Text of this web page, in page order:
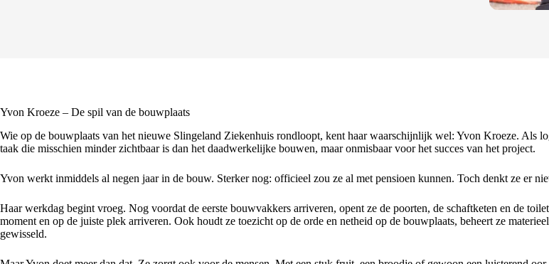
Yvon Kroeze – De spil van de bouwplaats
Wie op de bouwplaats van het nieuwe Slingeland Ziekenhuis rondloopt, kent haar waarschijnlijk wel: Yvon Kroeze. Als
taak die misschien minder zichtbaar is dan het daadwerkelijke bouwen, maar onmisbaar voor het succes van het project.
Yvon werkt inmiddels al negen jaar in de bouw. Sterker nog: officieel zou ze al met pensioen kunnen. Toch denkt ze er
Haar werkdag begint vroeg. Nog voordat de eerste bouwvakkers arriveren, opent ze de poorten, de schaftketen en de
moment en op de juiste plek arriveren. Ook houdt ze toezicht op de orde en netheid op de bouwplaats, beheert ze
gewisseld.